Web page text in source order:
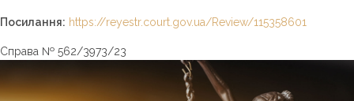
Посилання: https://reyestr.court.gov.ua/Review/115358601
Справа № 562/3973/23